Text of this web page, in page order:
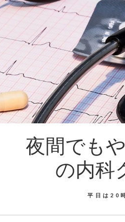
夜間でも
の内科
平日は20